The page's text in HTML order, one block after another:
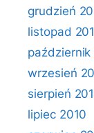
grudzień
listopad
październik
wrzesień
sierpień
lipiec 2010